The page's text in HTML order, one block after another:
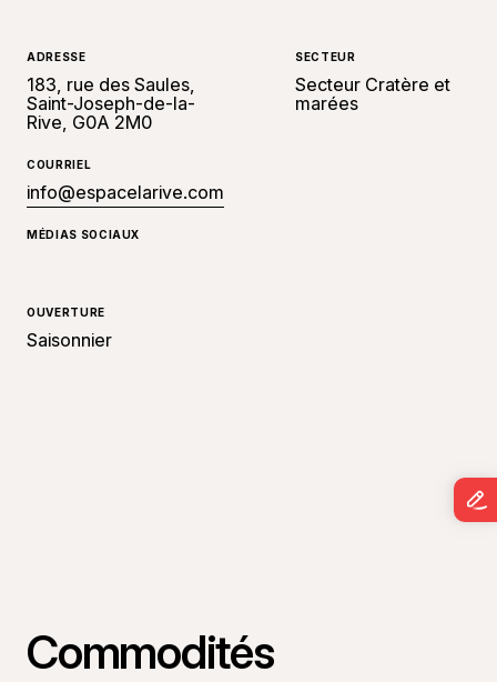
ADRESSE
183, rue des Saules,
Saint-Joseph-de-la-
Rive, G0A 2M0
SECTEUR
Secteur Cratère et
marées
COURRIEL
info@espacelarive.com
MÉDIAS SOCIAUX
OUVERTURE
Saisonnier
Commodités